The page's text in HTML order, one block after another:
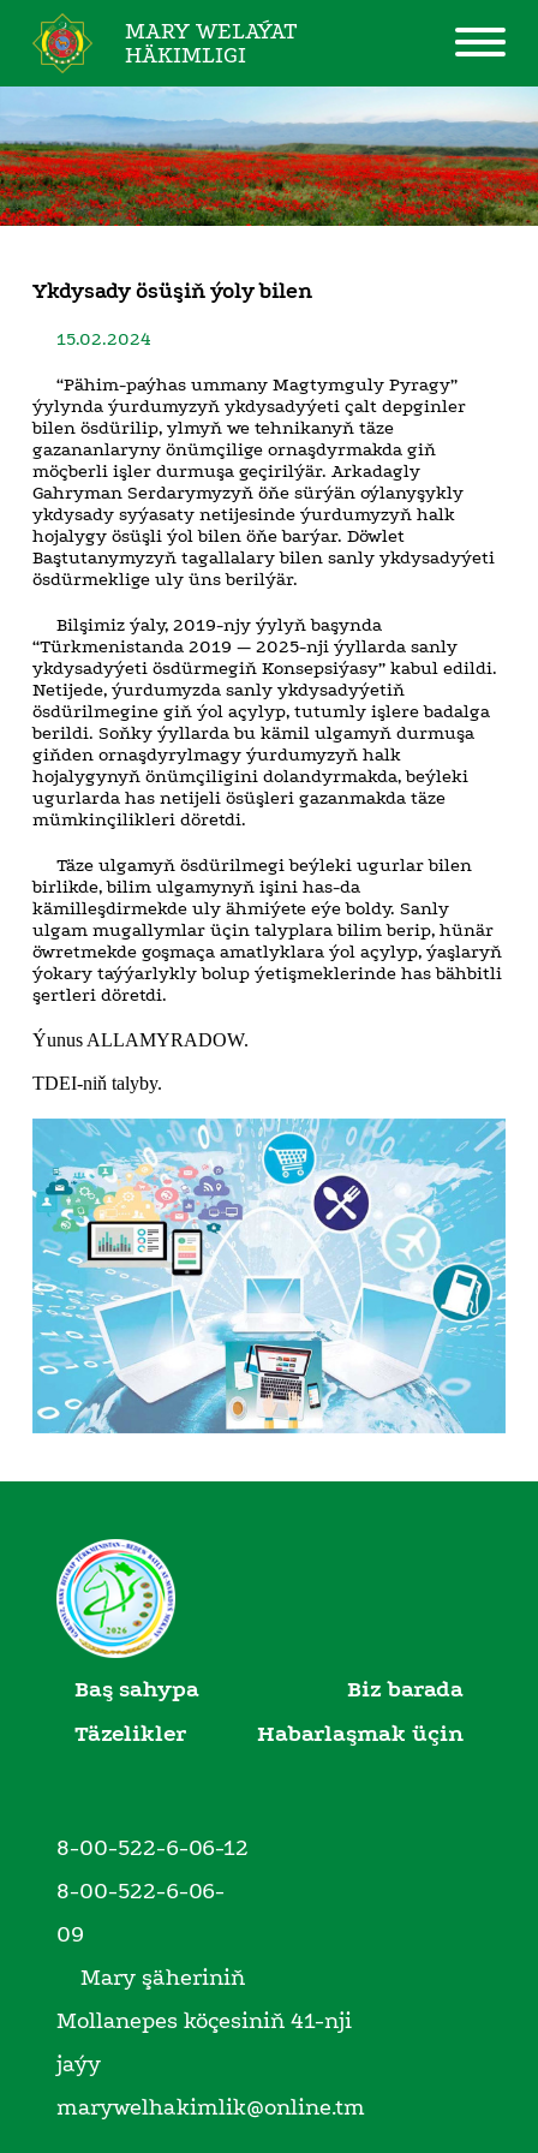
MARY WELAÝAT
HÄKIMLIGI
Ykdysady ösüşiň ýoly bilen
15.02.2024
“Pähim-paýhas ummany Magtymguly Pyragy”
ýylynda ýurdumyzyň ykdysadyýeti çalt depginler
bilen ösdürilip, ylmyň we tehnikanyň täze
gazananlaryny önümçilige ornaşdyrmakda giň
möçberli işler durmuşa geçirilýär. Arkadagly
Gahryman Serdarymyzyň öňe sürýän oýlanyşykly
ykdysady syýasaty netijesinde ýurdumyzyň halk
hojalygy ösüşli ýol bilen öňe barýar. Döwlet
Baştutanymyzyň tagallalary bilen sanly ykdysadyýeti
ösdürmeklige uly üns berilýär.
Bilşimiz ýaly, 2019-njy ýylyň başynda
“Türkmenistanda 2019 — 2025-nji ýyllarda sanly
ykdysadyýeti ösdürmegiň Konsepsiýasy” kabul edildi.
Netijede, ýurdumyzda sanly ykdysadyýetiň
ösdürilmegine giň ýol açylyp, tutumly işlere badalga
berildi. Soňky ýyllarda bu kämil ulgamyň durmuşa
giňden ornaşdyrylmagy ýurdumyzyň halk
hojalygynyň önümçiligini dolandyrmakda, beýleki
ugurlarda has netijeli ösüşleri gazanmakda täze
mümkinçilikleri döretdi.
Täze ulgamyň ösdürilmegi beýleki ugurlar bilen
birlikde, bilim ulgamynyň işini has-da
kämilleşdirmekde uly ähmiýete eýe boldy. Sanly
ulgam mugallymlar üçin talyplara bilim berip, hünär
öwretmekde goşmaça amatlyklara ýol açylyp, ýaşlaryň
ýokary taýýarlykly bolup ýetişmeklerinde has bähbitli
şertleri döretdi.
Ýunus ALLAMYRADOW.
TDEI-niň talyby.
Baş sahypa
Biz barada
Täzelikler
Habarlaşmak üçin
8-00-522-6-06-12
8-00-522-6-06-
09
Mary şäheriniň
Mollanepes köçesiniň 41-nji
jaýy
marywelhakimlik@online.tm